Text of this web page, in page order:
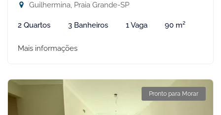
Guilhermina, Praia Grande-SP
2 Quartos 3 Banheiros 1 Vaga 90 m²
Mais informações
Pronto para Morar